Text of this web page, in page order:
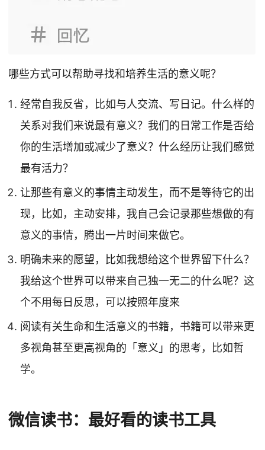
哪些方式可以帮助寻找和培养生活的意义呢？
经常自我反省，比如与人交流、写日记。什么样的
关系对我们来说最有意义？我们的日常工作是否给
你的生活增加或减少了意义？什么经历让我们感觉
最有活力？
让那些有意义的事情主动发生，而不是等待它的出
现，比如，主动安排，我自己会记录那些想做的有
意义的事情，腾出一片时间来做它。
明确未来的愿望，比如我想给这个世界留下什么？
我给这个世界可以带来自己独一无二的什么呢？这
个不用每日反思，可以按照年度来
阅读有关生命和生活意义的书籍，书籍可以带来更
多视角甚至更高视角的「意义」的思考，比如哲
学。
微信读书：最好看的读书工具